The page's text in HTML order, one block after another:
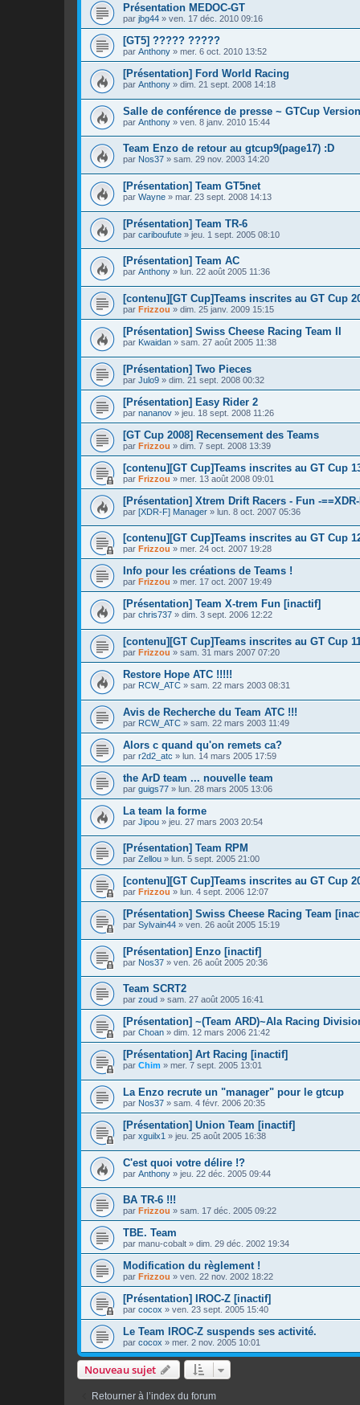
Présentation MEDOC-GT
par jbg44 » ven. 17 déc. 2010 09:16
[GT5] ????? ?????
par Anthony » mer. 6 oct. 2010 13:52
[Présentation] Ford World Racing
par Anthony » dim. 21 sept. 2008 14:18
Salle de conférence de presse ~ GTCup
par Anthony » ven. 8 janv. 2010 15:44
Team Enzo de retour au gtcup9(page17) :D
par Nos37 » sam. 29 nov. 2003 14:20
[Présentation] Team GT5net
par Wayne » mar. 23 sept. 2008 14:13
[Présentation] Team TR-6
par cariboufute » jeu. 1 sept. 2005 08:10
[Présentation] Team AC
par Anthony » lun. 22 août 2005 11:36
[contenu][GT Cup]Teams inscrites au GT Cup
par Frizzou » dim. 25 janv. 2009 15:15
[Présentation] Swiss Cheese Racing Team II
par Kwaidan » sam. 27 août 2005 11:38
[Présentation] Two Pieces
par Julo9 » dim. 21 sept. 2008 00:32
[Présentation] Easy Rider 2
par nananov » jeu. 18 sept. 2008 11:26
[GT Cup 2008] Recensement des Teams
par Frizzou » dim. 7 sept. 2008 13:39
[contenu][GT Cup]Teams inscrites au GT Cup
par Frizzou » mer. 13 août 2008 09:01
[Présentation] Xtrem Drift Racers - Fun -
par [XDR-F] Manager » lun. 8 oct. 2007 05:36
[contenu][GT Cup]Teams inscrites au GT Cup
par Frizzou » mer. 24 oct. 2007 19:28
Info pour les créations de Teams !
par Frizzou » mer. 17 oct. 2007 19:49
[Présentation] Team X-trem Fun [inactif]
par chris737 » dim. 3 sept. 2006 12:22
[contenu][GT Cup]Teams inscrites au GT Cup
par Frizzou » sam. 31 mars 2007 07:20
Restore Hope ATC !!!!!
par RCW_ATC » sam. 22 mars 2003 08:31
Avis de Recherche du Team ATC !!!
par RCW_ATC » sam. 22 mars 2003 11:49
Alors c quand qu'on remets ca?
par r2d2_atc » lun. 14 mars 2005 17:59
the ArD team ... nouvelle team
par guigs77 » lun. 28 mars 2005 13:06
La team la forme
par Jipou » jeu. 27 mars 2003 20:54
[Présentation] Team RPM
par Zellou » lun. 5 sept. 2005 21:00
[contenu][GT Cup]Teams inscrites au GT Cup
par Frizzou » lun. 4 sept. 2006 12:07
[Présentation] Swiss Cheese Racing Team
par Sylvain44 » ven. 26 août 2005 15:19
[Présentation] Enzo [inactif]
par Nos37 » ven. 26 août 2005 20:36
Team SCRT2
par zoud » sam. 27 août 2005 16:41
[Présentation] ~(Team ARD)~Ala Racing
par Choan » dim. 12 mars 2006 21:42
[Présentation] Art Racing [inactif]
par Chim » mer. 7 sept. 2005 13:01
La Enzo recrute un "manager" pour le gtcup
par Nos37 » sam. 4 févr. 2006 20:35
[Présentation] Union Team [inactif]
par xguilx1 » jeu. 25 août 2005 16:38
C'est quoi votre délire !?
par Anthony » jeu. 22 déc. 2005 09:44
BA TR-6 !!!
par Frizzou » sam. 17 déc. 2005 09:22
TBE. Team
par manu-cobalt » dim. 29 déc. 2002 19:34
Modification du règlement !
par Frizzou » ven. 22 nov. 2002 18:22
[Présentation] IROC-Z [inactif]
par cocox » ven. 23 sept. 2005 15:40
Le Team IROC-Z suspends ses activité.
par cocox » mer. 2 nov. 2005 10:01
Nouveau sujet
Retourner à l’index du forum